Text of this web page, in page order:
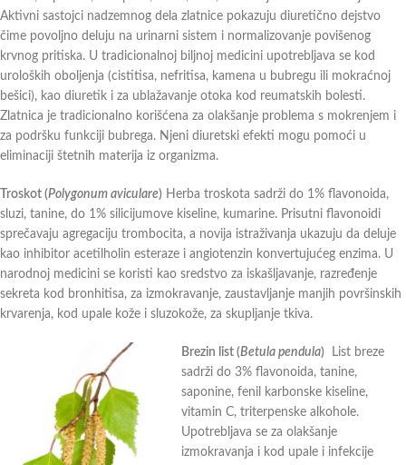
Aktivni sastojci nadzemnog dela zlatnice pokazuju diuretično dejstvo
čime povoljno deluju na urinarni sistem i normalizovanje povišenog
krvnog pritiska. U tradicionalnoj biljnoj medicini upotrebljava se kod
uroloških oboljenja (cistitisa, nefritisa, kamena u bubregu ili mokraćnoj
bešici), kao diuretik i za ublažavanje otoka kod reumatskih bolesti.
Zlatnica je tradicionalno korišćena za olakšanje problema s mokrenjem i
za podršku funkciji bubrega. Njeni diuretski efekti mogu pomoći u
eliminaciji štetnih materija iz organizma.
Troskot (Polygonum aviculare) Herba troskota sadrži do 1% flavonoida,
sluzi, tanine, do 1% silicijumove kiseline, kumarine. Prisutni flavonoidi
sprečavaju agregaciju trombocita, a novija istraživanja ukazuju da deluje
kao inhibitor acetilholin esteraze i angiotenzin konvertujućeg enzima. U
narodnoj medicini se koristi kao sredstvo za iskašljavanje, razređenje
sekreta kod bronhitisa, za izmokravanje, zaustavljanje manjih površinskih
krvarenja, kod upale kože i sluzokože, za skupljanje tkiva.
Brezin list (Betula pendula) List breze
sadrži do 3% flavonoida, tanine,
saponine, fenil karbonske kiseline,
vitamin C, triterpenske alkohole.
Upotrebljava se za olakšanje
izmokravanja i kod upale i infekcije